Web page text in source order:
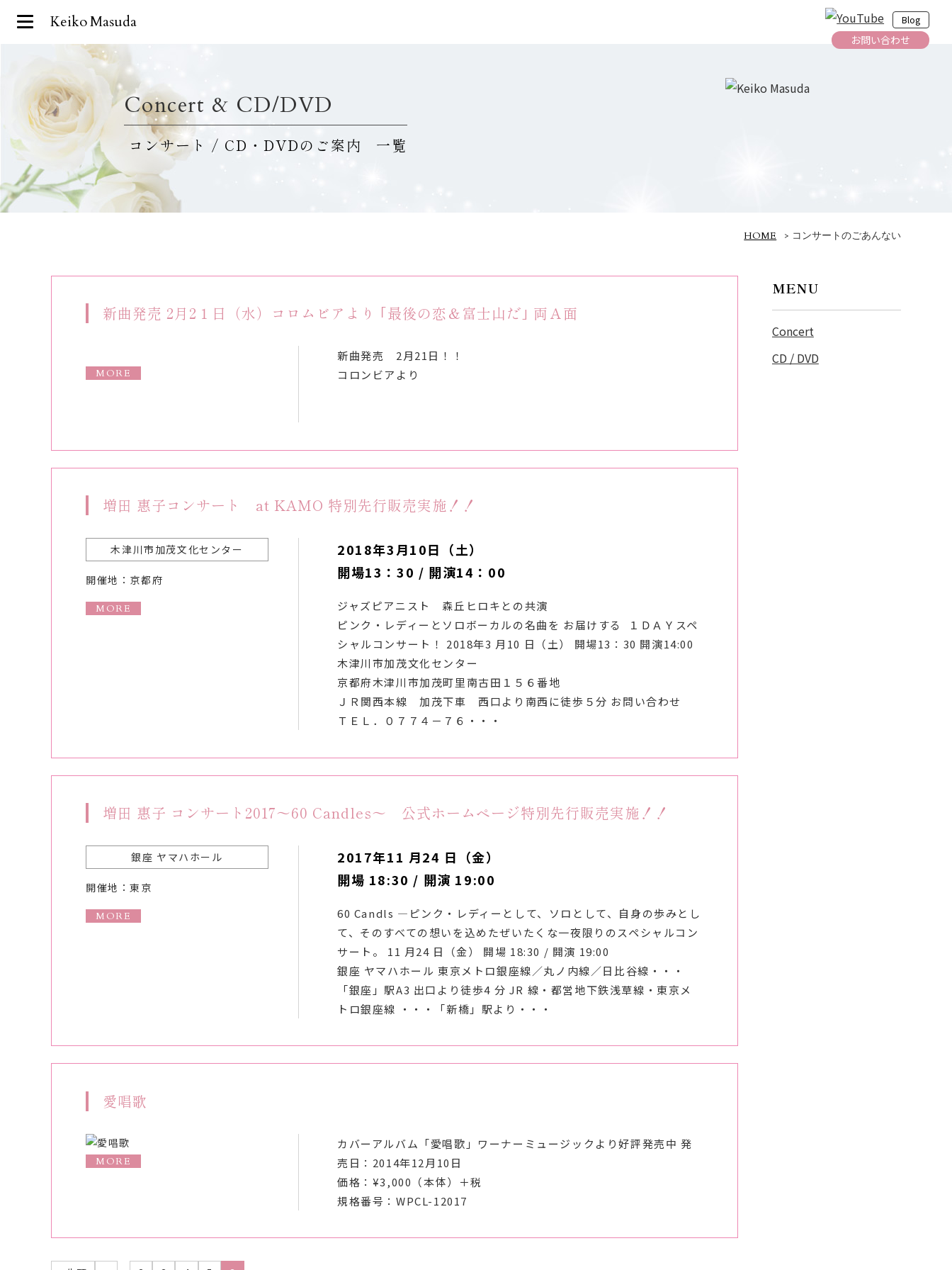
Keiko Masuda Blog
お問い合わせ
Concert & CD/DVD
コンサート / CD・DVDのご案内 一覧
HOME > コンサートのごあんない
新曲発売 2月2１日（水）コロムビアより ｢最後の恋＆富士山だ｣ 両Ａ面
MORE
新曲発売 2月21日！！
コロンビアより
増田 惠子コンサート at KAMO 特別先行販売実施！！
木津川市加茂文化センター
開催地：京都府
MORE
2018年3月10日（土）
開場13：30 / 開演14：00
ジャズピアニスト 森丘ヒロキとの共演
ピンク・レディーとソロボーカルの名曲を お届けする １ＤＡＹスペ
シャルコンサート！ 2018年3 月10 日（土） 開場13：30 開演14:00
木津川市加茂文化センター
京都府木津川市加茂町里南古田１５６番地
ＪＲ関西本線 加茂下車 西口より南西に徒歩５分 お問い合わせ
ＴＥＬ．０７７４－７６・・・
増田 惠子 コンサート2017～60 Candles～ 公式ホームページ特別先行販売実施！！
銀座 ヤマハホール
開催地：東京
MORE
2017年11 月24 日（金）
開場 18:30 / 開演 19:00
60 Candls —ピンク・レディーとして、ソロとして、自身の歩みとし
て、そのすべての想いを込めたぜいたくな一夜限りのスペシャルコン
サート。 11 月24 日（金） 開場 18:30 / 開演 19:00
銀座 ヤマハホール 東京メトロ銀座線／丸ノ内線／日比谷線・・・
「銀座」駅A3 出口より徒歩4 分 JR 線・都営地下鉄浅草線・東京メ
トロ銀座線 ・・・「新橋」駅より・・・
愛唱歌
MORE
カバーアルバム「愛唱歌」ワーナーミュージックより好評発売中 発
売日：2014年12月10日
価格：¥3,000（本体）＋税
規格番号：WPCL-12017
MENU
Concert
CD / DVD